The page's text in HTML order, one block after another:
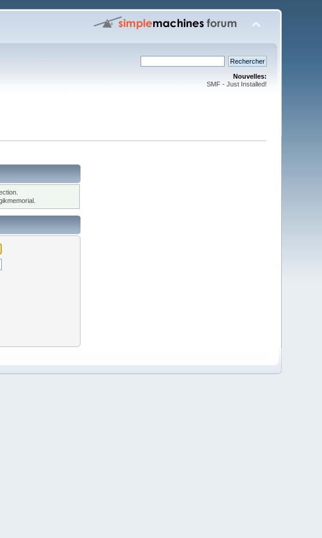
Nouvelles:
SMF - Just Installed!